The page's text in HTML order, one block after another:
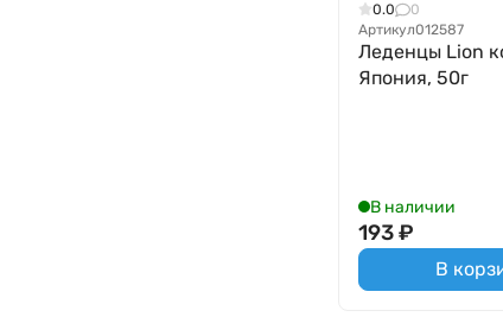
0.0
0
Артикул012587
Леденцы Lion
Япония, 50г
В наличии
193₽
В